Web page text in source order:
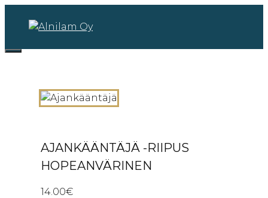
sisältöön
AJANKÄÄNTÄJÄ -RIIPUS
HOPEANVÄRINEN
14.00€